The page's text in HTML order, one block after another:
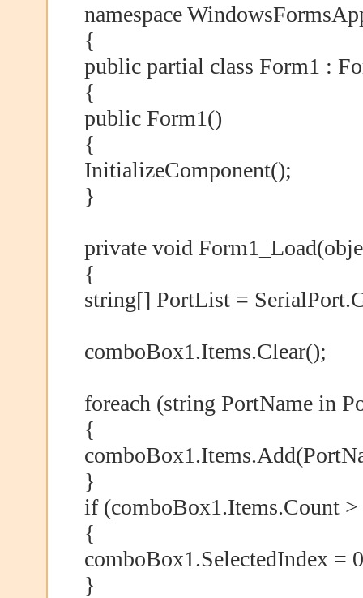
namespace
{
public partial class Form1 :
{
public Form1()
{
InitializeComponent();
}
private void
{
string[] PortList =
comboBox1.Items.Clear();
foreach (string PortName in
{
}
if (comboBox1.Items.Count >
{
comboBox1.SelectedIndex =
}